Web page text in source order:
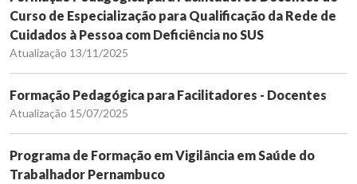
Curso de Especialização para Qualificação da Rede de
Cuidados à Pessoa com Deficiência no SUS
Atualização 13/11/2025
Formação Pedagógica para Facilitadores - Docentes
Atualização 15/07/2025
Programa de Formação em Vigilância em Saúde do
Trabalhador Pernambuco